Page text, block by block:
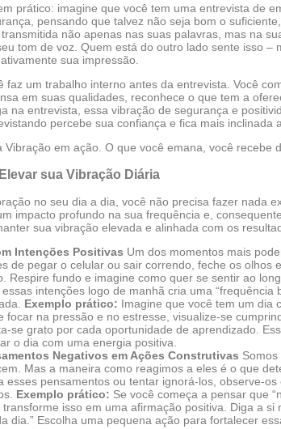
prático: imagine que você tem uma entrevista de
pensando que talvez não seja bom o
não apenas nas suas palavras, mas na
tom de voz. Quem está do outro lado sente isso –
sua impressão.
faz um trabalho interno antes da entrevista. Você
em suas qualidades, reconhece o que tem a
na entrevista, essa vibração de segurança e
percebe sua confiança e fica mais inclinada
em ação. O que você emana, você recebe
sua Vibração Diária
no seu dia a dia, você não precisa fazer nada
impacto profundo na sua frequência e,
sua vibração elevada e alinhada com os
Intenções Positivas Um dos momentos mais
de pegar o celular ou sair correndo, feche os olhos
Respire fundo e imagine como quer se sentir ao
intenções logo de manhã cria uma “frequência
Exemplo prático: Imagine que você tem um dia
focar na pressão e no estresse, visualize-se
se grato por cada oportunidade de aprendizado.
o dia com uma energia positiva.
Negativos em Ações Construtivas
Mas a maneira como reagimos a eles é o que
esses pensamentos ou tentar ignorá-los, observe-
Exemplo prático: Se você começa a pensar que
isso em uma afirmação positiva. Diga a si
dia.” Escolha uma pequena ação para fortalecer